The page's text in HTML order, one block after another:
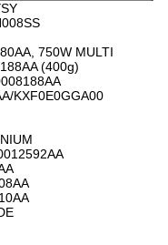
750W MULTI
(400g)
KXF0E0GGA00